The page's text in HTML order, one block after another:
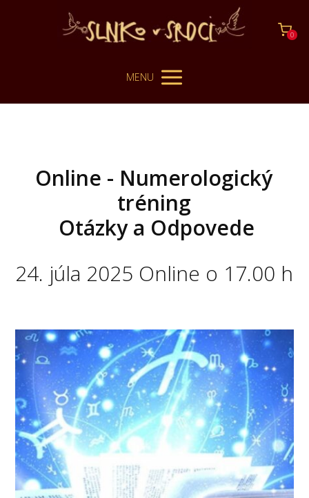
0
MENU
Online - Numerologický
tréning
Otázky a Odpovede
24. júla 2025 Online o 17.00 h